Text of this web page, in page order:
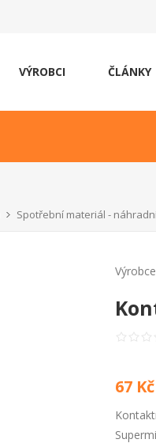
VÝROBCI ČLÁNKY
Spotřební materiál -
67